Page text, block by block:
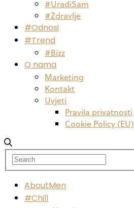
#UradiSam
#Zdravlje
#Odnosi
#Trend
#Bizz
O nama
Marketing
Kontakt
Uvjeti
Pravila privatnosti
Cookie Policy (EU)
AboutMen
#Chill